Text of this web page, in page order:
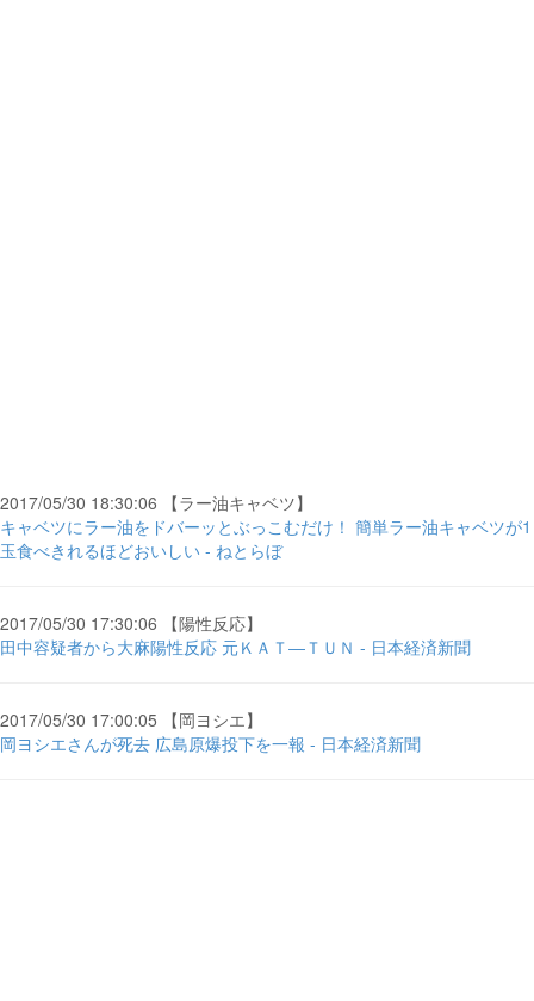
2017/05/30 18:30:06 【ラー油キャベツ】
キャベツにラー油をドバーッとぶっこむだけ！ 簡単ラー油キャベツが1
玉食べきれるほどおいしい - ねとらぼ
2017/05/30 17:30:06 【陽性反応】
田中容疑者から大麻陽性反応 元ＫＡＴ―ＴＵＮ - 日本経済新聞
2017/05/30 17:00:05 【岡ヨシエ】
岡ヨシエさんが死去 広島原爆投下を一報 - 日本経済新聞